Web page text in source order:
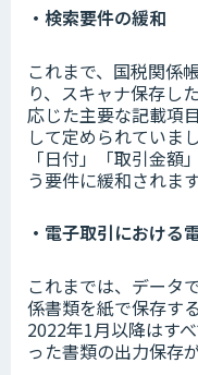
・検索要件の緩和
これまで、国税関係
り、スキャナ保存し
応じた主要な記載項
して定められていま
「日付」「取引金
う要件に緩和されます
・電子取引における
これまでは、データ
係書類を紙で保存す
2022年1月以降はす
った書類の出力保存